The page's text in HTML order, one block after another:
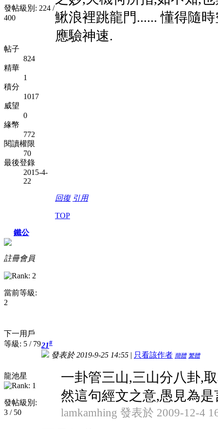
發帖級別: 224 /
400
帖子
824
精華
1
積分
1017
威望
0
緣幣
772
閱讀權限
70
最後登錄
2015-4-
22
鰍浪裡跳龍門...... 懂得隨
應驗神速.
回復 引用
TOP
鐵公
註冊會員
當前等級:
2
下一用戶
等級: 5 / 79
龍池星
發帖級別:
3 / 50
21#
發表於 2019-9-25 14:55 | 只看該作者 簡體 繁體
一卦管三山,三山分八卦,
然這句經文之意,愚見為
lamkamhing 發表於 2009-12-4